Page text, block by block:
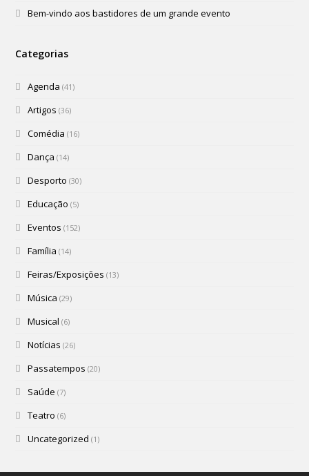
Bem-vindo aos bastidores de um grande evento
Categorias
Agenda (41)
Artigos (36)
Comédia (16)
Dança (14)
Desporto (30)
Educação (5)
Eventos (152)
Família (14)
Feiras/Exposições (13)
Música (29)
Musical (6)
Notícias (26)
Passatempos (20)
Saúde (7)
Teatro (6)
Uncategorized (1)